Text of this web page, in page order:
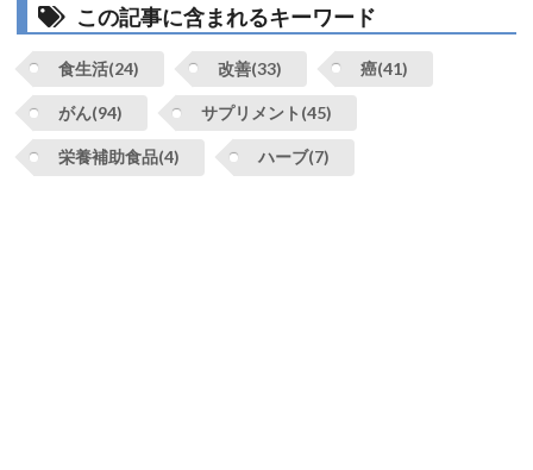
この記事に含まれるキーワード
食生活(24) 改善(33) 癌(41)
がん(94) サプリメント(45)
栄養補助食品(4) ハーブ(7)